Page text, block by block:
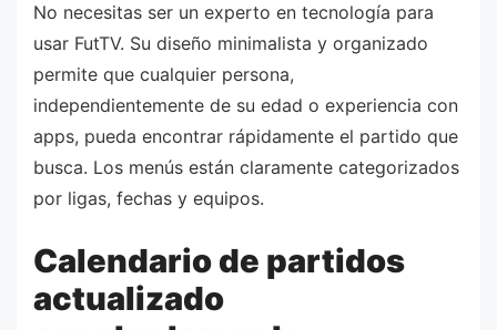
No necesitas ser un experto en tecnología para
usar FutTV. Su diseño minimalista y organizado
permite que cualquier persona,
independientemente de su edad o experiencia con
apps, pueda encontrar rápidamente el partido que
busca. Los menús están claramente categorizados
por ligas, fechas y equipos.
Calendario de partidos
actualizado